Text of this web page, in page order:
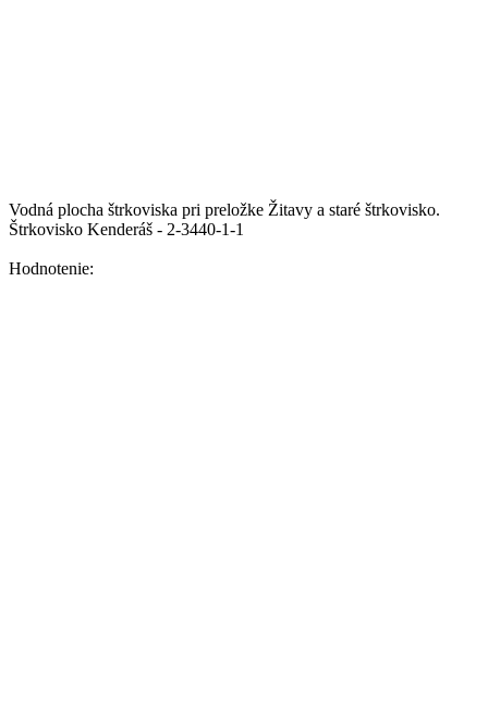
Vodná plocha štrkoviska pri preložke Žitavy a staré štrkovisko.
Štrkovisko Kenderáš - 2-3440-1-1
Hodnotenie: